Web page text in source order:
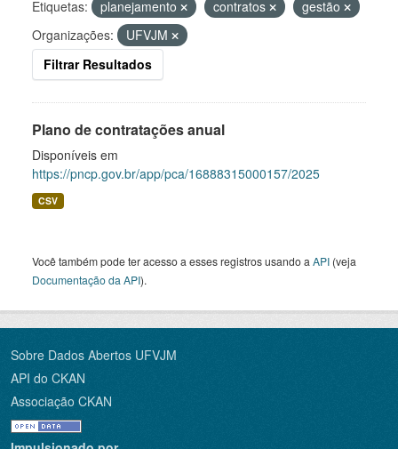
Etiquetas: planejamento contratos
gestão
Organizações:
UFVJM
Filtrar Resultados
Plano de contratações anual
Disponíveis em
https://pncp.gov.br/app/pca/16888315000157/2025
CSV
Você também pode ter acesso a esses registros usando a API (veja
Documentação da API).
Sobre Dados Abertos UFVJM
API do CKAN
Associação CKAN